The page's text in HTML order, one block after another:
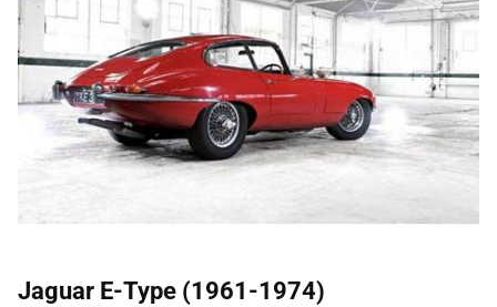
Jaguar E-Type (1961-1974)